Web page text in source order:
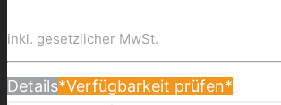
inkl. gesetzlicher MwSt.
Details*Verfügbarkeit prüfen*